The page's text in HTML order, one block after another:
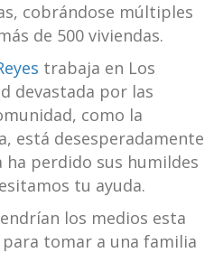
cobrándose múltiples
de 500 viviendas.
trabaja en Los
devastada por las
como la
está desesperadamente
perdido sus humildes
tu ayuda.
los medios esta
tomar a una familia